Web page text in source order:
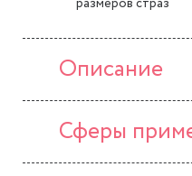
размеров страз
Описание
Сферы